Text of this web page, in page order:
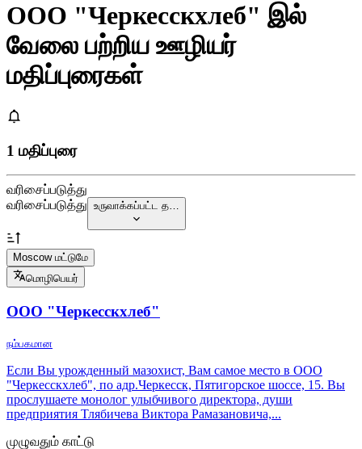
ООО "Черкесскхлеб" இல்
வேலை பற்றிய ஊழியர்
மதிப்புரைகள்
1 மதிப்புரை
வரிசைப்படுத்து
வரிசைப்படுத்து உருவாக்கப்பட்ட த…
Moscow மட்டுமே
மொழிபெயர்
ООО "Черкесскхлеб"
நம்பகமான
Если Вы урожденный мазохист, Вам самое место в ООО
"Черкесскхлеб", по адр.Черкесск, Пятигорское шоссе, 15. Вы
прослушаете монолог улыбчивого директора, души
предприятия Тлябичева Виктора Рамазановича,...
முழுவதும் காட்டு